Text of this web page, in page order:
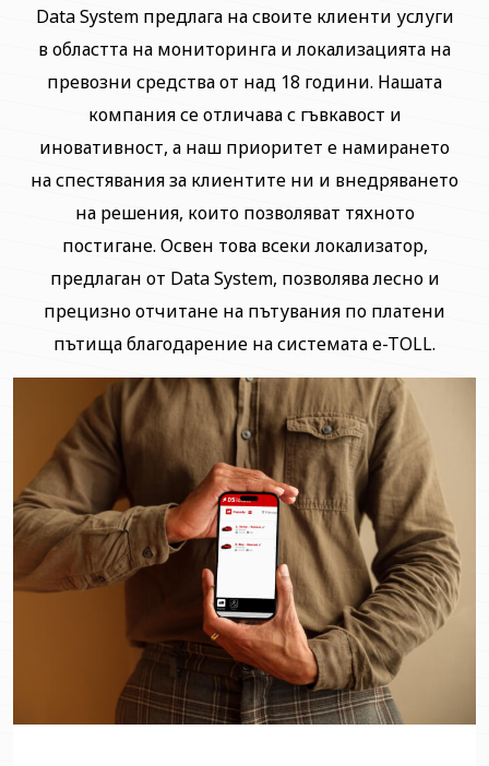
Data System предлага на своите клиенти услуги
в областта на мониторинга и локализацията на
превозни средства от над 18 години. Нашата
компания се отличава с гъвкавост и
иновативност, а наш приоритет е намирането
на спестявания за клиентите ни и внедряването
на решения, които позволяват тяхното
постигане. Освен това всеки локализатор,
предлаган от Data System, позволява лесно и
прецизно отчитане на пътувания по платени
пътища благодарение на системата e-TOLL.